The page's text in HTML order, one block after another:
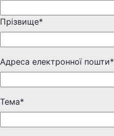
Прізвище*
Адреса електронної пошти*
Тема*